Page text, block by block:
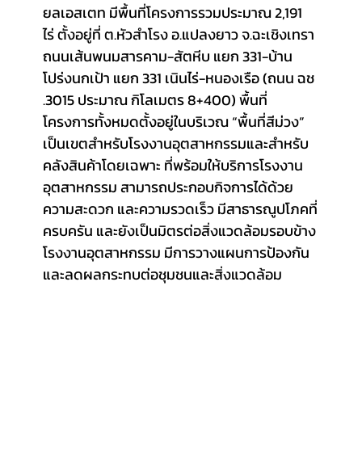
ยลเอสเตท มีพื้นที่โครงการรวมประมาณ 2,191
ไร่ ตั้งอยู่ที่ ต.หัวสำโรง อ.แปลงยาว จ.ฉะเชิงเทรา
ถนนเส้นพนมสารคาม-สัตหีบ แยก 331-บ้าน
โปร่งนกเป้า แยก 331 เนินไร่-หนองเรือ (ถนน ฉช
.3015 ประมาณ กิโลเมตร 8+400) พื้นที่
โครงการทั้งหมดตั้งอยู่ในบริเวณ “พื้นที่สีม่วง”
เป็นเขตสำหรับโรงงานอุตสาหกรรมและสำหรับ
คลังสินค้าโดยเฉพาะ ที่พร้อมให้บริการโรงงาน
อุตสาหกรรม สามารถประกอบกิจการได้ด้วย
ความสะดวก และความรวดเร็ว มีสาธารณูปโภคที่
ครบครัน และยังเป็นมิตรต่อสิ่งแวดล้อมรอบข้าง
โรงงานอุตสาหกรรม มีการวางแผนการป้องกัน
และลดผลกระทบต่อชุมชนและสิ่งแวดล้อม